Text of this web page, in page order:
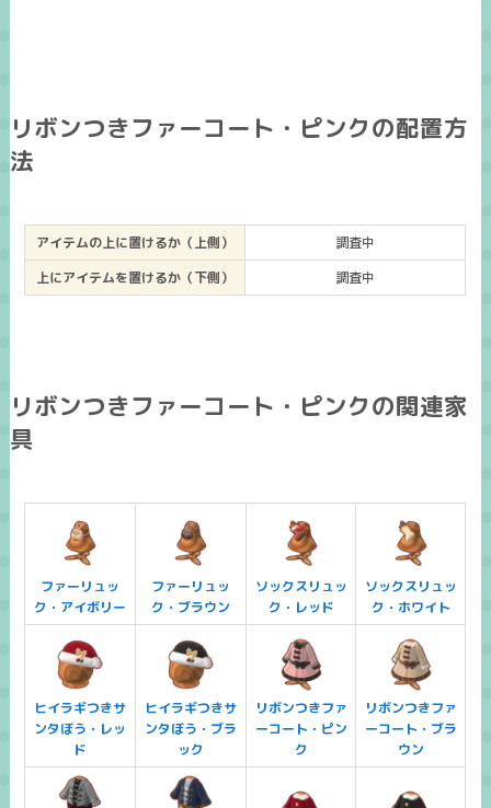
リボンつきファーコート・ピンクの配置方
法
アイテムの上に置けるか（上側）
調査中
上にアイテムを置けるか（下側）
調査中
リボンつきファーコート・ピンクの関連家
具
ファーリュッ
ク・アイボリー
ファーリュッ
ク・ブラウン
ソックスリュッ
ク・レッド
ソックスリュッ
ク・ホワイト
ヒイラギつきサ
ンタぼう・レッ
ド
ヒイラギつきサ
ンタぼう・ブラ
ック
リボンつきファ
ーコート・ピン
ク
リボンつきファ
ーコート・ブラ
ウン